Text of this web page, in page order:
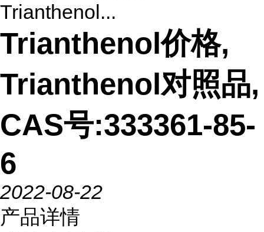
Trianthenol...
Trianthenol价格,
Trianthenol对照品,
CAS号:333361-85-
6
2022-08-22
产品详情